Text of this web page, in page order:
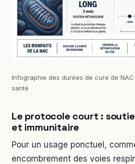
Infographie des durées de cure de
santé
Le protocole court :
et immunitaire
Pour un usage ponctuel,
encombrement des voies